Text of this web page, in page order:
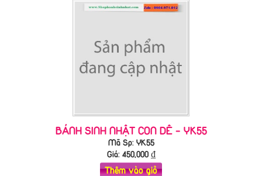
BÁNH SINH NHẬT CON DÊ - YK55
Mã Sp: YK55
Giá: 450,000₫
Thêm vào giỏ